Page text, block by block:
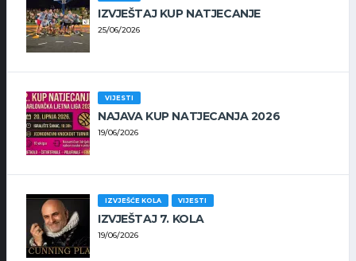
IZVJEŠTAJ KUP NATJECANJE
25/06/2026
VIJESTI
NAJAVA KUP NATJECANJA 2026
19/06/2026
IZVJEŠĆE KOLA VIJESTI
IZVJEŠTAJ 7. KOLA
19/06/2026